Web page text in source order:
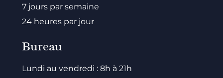
7 jours par semaine
24 heures par jour
Bureau
Lundi au vendredi : 8h à 21h